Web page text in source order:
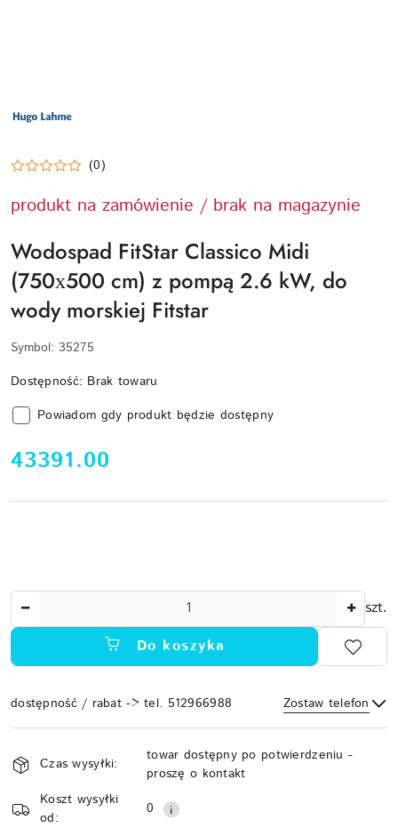
HUGO
LAHME
(0)
produkt na zamówienie / brak na magazynie
Wodospad FitStar Classico Midi
(750х500 cm) z pompą 2.6 kW, do
wody morskiej Fitstar
Symbol: 35275
Dostępność: Brak towaru
Powiadom gdy produkt będzie dostępny
cena:
43391.00
szt.
Do koszyka
dostępność / rabat -> tel. 512966988 Zostaw telefon
Wyślij
Dostępność
i
dostawa
Czas wysyłki:
towar dostępny po potwierdzeniu -
proszę o kontakt
Koszt wysyłki
od:
0